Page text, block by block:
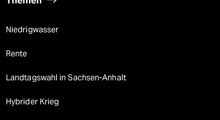
Niedrigwasser
Rente
Landtagswahl in Sachsen-Anhalt
Hybrider Krieg